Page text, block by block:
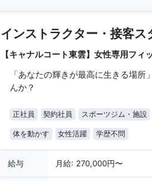
インストラクター・接客ス
【キャナルコート東雲】女性専用フィ
「あなたの輝きが最高に生きる場所
んか？
正社員 契約社員 スポーツジム・施設
体を動かす 女性活躍 学歴不問
給与 月給: 270,000円〜